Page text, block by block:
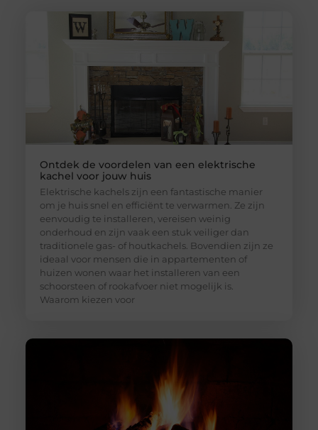
Ontdek de voordelen van een elektrische
kachel voor jouw huis
Elektrische kachels zijn een fantastische manier
om je huis snel en efficiënt te verwarmen. Ze zijn
eenvoudig te installeren, vereisen weinig
onderhoud en zijn vaak een stuk veiliger dan
traditionele gas- of houtkachels. Bovendien zijn ze
ideaal voor mensen die in appartementen of
huizen wonen waar het installeren van een
schoorsteen of rookafvoer niet mogelijk is.
Waarom kiezen voor